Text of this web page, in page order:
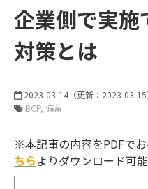
企業側で実施
対策とは
2023-03-14 （更新： 2023-03-15
BCP 備蓄
※本記事の内容をPDFでお
ちらよりダウンロード可能